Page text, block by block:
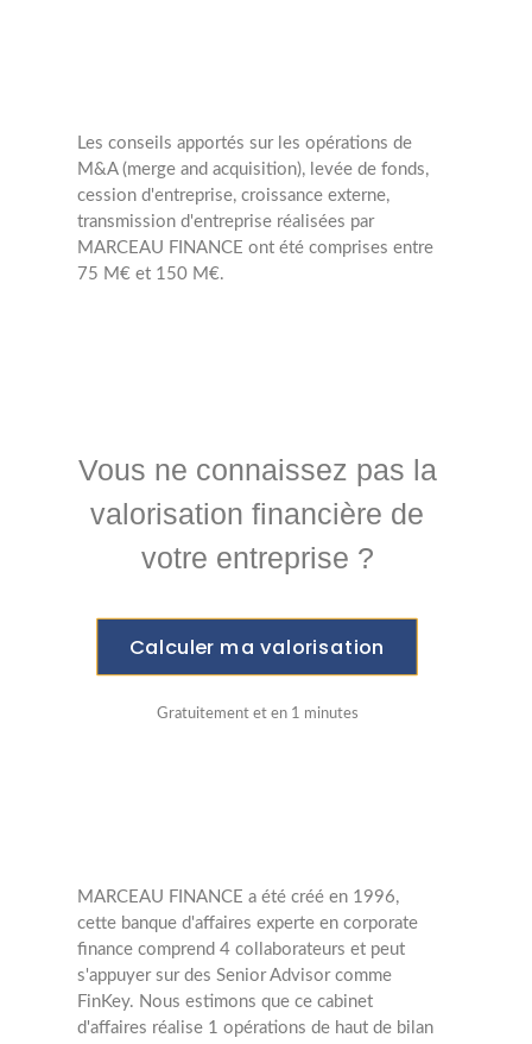
Les conseils apportés sur les opérations de
M&A (merge and acquisition), levée de fonds,
cession d'entreprise, croissance externe,
transmission d'entreprise réalisées par
MARCEAU FINANCE ont été comprises entre
75 M€ et 150 M€.
Vous ne connaissez pas la
valorisation financière de
votre entreprise ?
Calculer ma valorisation
Gratuitement et en 1 minutes
MARCEAU FINANCE a été créé en 1996,
cette banque d'affaires experte en corporate
finance comprend 4 collaborateurs et peut
s'appuyer sur des Senior Advisor comme
FinKey. Nous estimons que ce cabinet
d'affaires réalise 1 opérations de haut de bilan